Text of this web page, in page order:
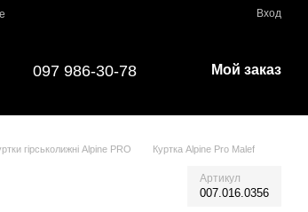
Вход
097 986-30-78 Мой заказ
гірськолижні Alpine PRO Куртка Alpine Pro Malef
Артикул
007.016.0356